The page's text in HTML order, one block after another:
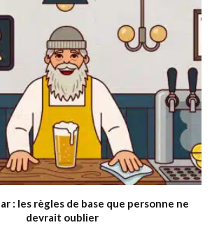
: les règles de base que personne ne
devrait oublier